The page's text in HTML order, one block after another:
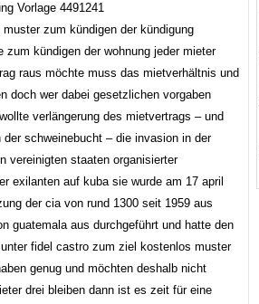
Vorlage 4491241
zum kündigen der kündigung
kündigen der wohnung jeder mieter
raus möchte muss das mietverhältnis und
doch wer dabei gesetzlichen vorgaben
verlängerung des mietvertrags – und
schweinebucht – die invasion in der
vereinigten staaten organisierter
exilanten auf kuba sie wurde am 17 april
der cia von rund 1300 seit 1959 aus
guatemala aus durchgeführt und hatte den
fidel castro zum ziel kostenlos muster
genug und möchten deshalb nicht
drei bleiben dann ist es zeit für eine